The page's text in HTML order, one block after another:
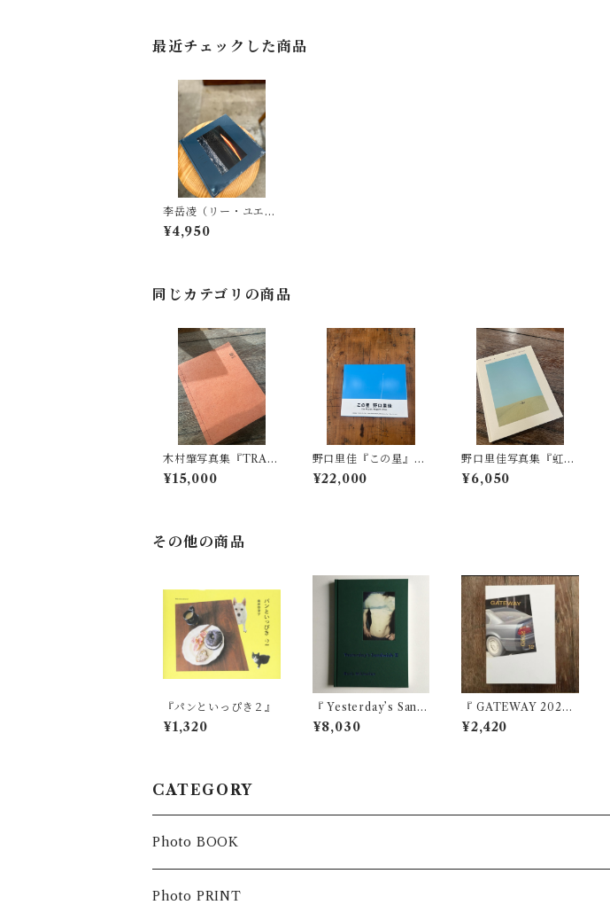
最近チェックした商品
李岳凌（リー・ユエリ
ン）『Raw Soul』
¥4,950
同じカテゴリの商品
木村肇写真集『TRAC
K』プリント付き（イ
ンクジェット）
¥15,000
野口里佳『この星』新
古書✨帯付き
¥22,000
野口里佳写真集『虹』
サイン入り
¥6,050
その他の商品
『パンといっぴき２』
¥1,320
『 Yesterday’s Sand
wich II 』 Boris Mik
hailov
¥8,030
『 GATEWAY 20201
2 』
¥2,420
CATEGORY
Photo BOOK
Photo PRINT